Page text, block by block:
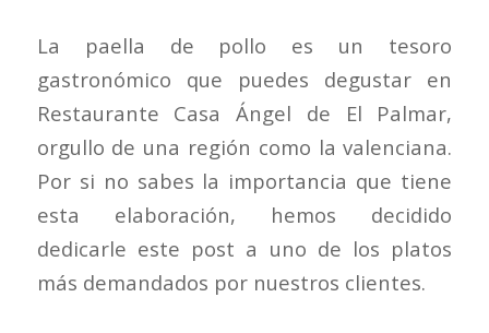
La paella de pollo es un tesoro
gastronómico que puedes degustar en
Restaurante Casa Ángel de El Palmar,
orgullo de una región como la valenciana.
Por si no sabes la importancia que tiene
esta elaboración, hemos decidido
dedicarle este post a uno de los platos
más demandados por nuestros clientes.